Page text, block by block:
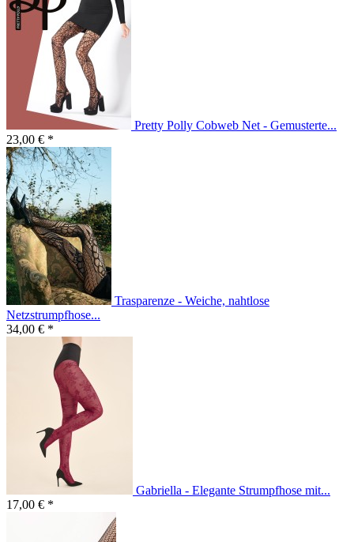
Pretty Polly Cobweb Net - Gemusterte...
23,00 € *
Trasparenze - Weiche, nahtlose
Netzstrumpfhose...
34,00 € *
Gabriella - Elegante Strumpfhose mit...
17,00 € *